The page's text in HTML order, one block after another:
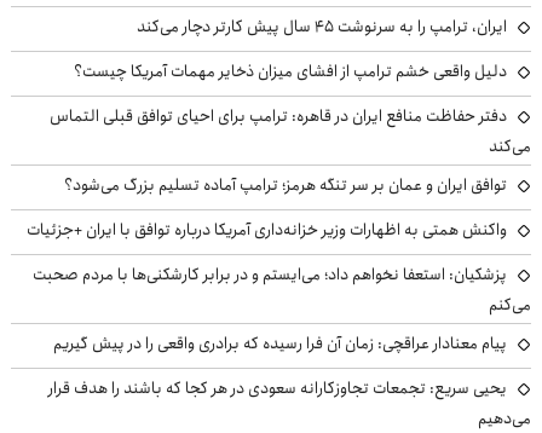
ایران، ترامپ را به سرنوشت ۴۵ سال پیش کارتر دچار می‌کند
دلیل واقعی خشم ترامپ از افشای میزان ذخایر مهمات آمریکا چیست؟
دفتر حفاظت منافع ایران در قاهره: ترامپ برای احیای توافق قبلی التماس
می‌کند
توافق ایران و عمان بر سر تنگه هرمز؛ ترامپ آماده تسلیم بزرگ می‌شود؟
واکنش همتی به اظهارات وزیر خزانه‌داری آمریکا درباره توافق با ایران +جزئیات
پزشکیان: استعفا نخواهم داد؛ می‌ایستم و در برابر کارشکنی‌ها با مردم صحبت
می‌کنم
پیام معنادار عراقچی: زمان آن فرا رسیده که برادری واقعی را در پیش گیریم
یحیی سریع: تجمعات تجاوزکارانه سعودی در هر کجا که باشند را هدف قرار
می‌دهیم